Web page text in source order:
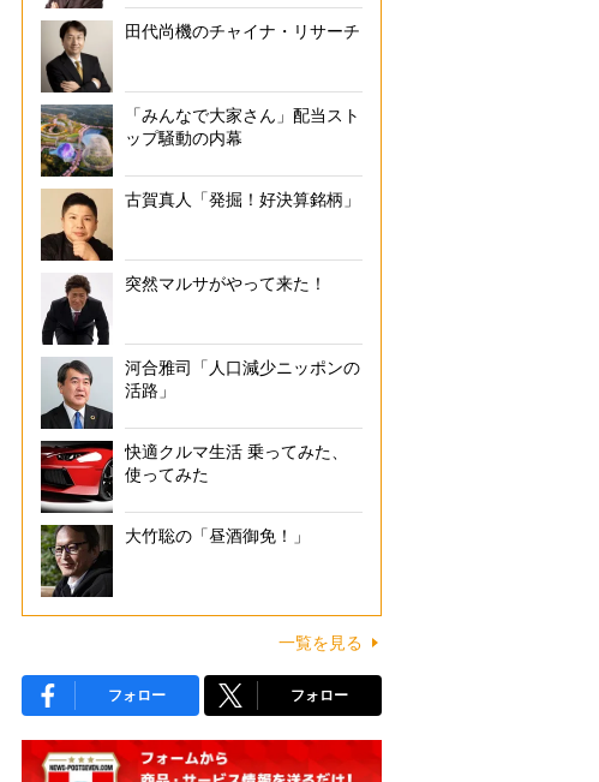
田代尚機のチャイナ・リサーチ
「みんなで大家さん」配当スト
ップ騒動の内幕
古賀真人「発掘！好決算銘柄」
突然マルサがやって来た！
河合雅司「人口減少ニッポンの
活路」
快適クルマ生活 乗ってみた、
使ってみた
大竹聡の「昼酒御免！」
一覧を見る
フォロー フォロー